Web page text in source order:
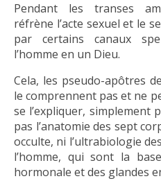
Pendant les transes
réfrène l’acte sexuel et le
par certains canaux
l’homme en un Dieu.
Cela, les pseudo-apôtres
le comprennent pas et ne
se l’expliquer, simplement
pas l’anatomie des sept
occulte, ni l’ultrabiologie
l’homme, qui sont la
hormonale et des glandes